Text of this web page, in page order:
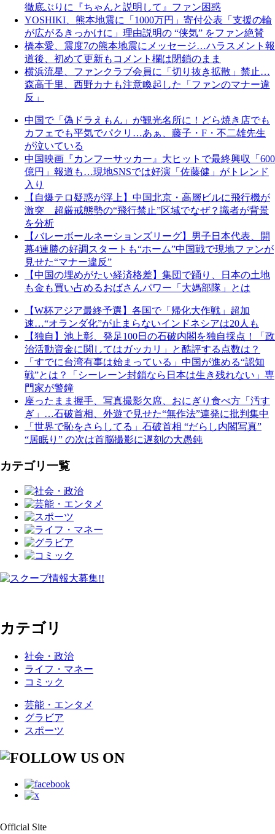
徹底ぶりに『ちゃんと説明して』ファン困惑
YOSHIKI、熊本地震に「1000万円」寄付公表「支援の輪
が広がるきっかけに」理由説明の “侠気” をファン絶賛
橋本愛、震度7の熊本地震にメッセージ…ハラスメント報
道後、初めて更新もコメント欄は閉鎖のまま
横浜流星、ファンクラブ会員に「切り抜き拡散」禁止…
森高千里、西野カナも注意喚起した「ファンのマナー違
反」
中国で「偽ドラえもん」が観光名所に！どら焼き店でも
カフェでも平気でパクリ…あぁ、藤子・F・不二雄先生
が泣いている
中国映画『カンフーサッカー』大ヒットで最終興収「600
億円」報道も…現地SNSでは好演「佐藤健」がトレンド
入り
【自爆テロ疑惑が浮上】中国北京・高層ビルに飛行機が
激突 超厳戒態勢の“飛行禁止”区域でなぜ？識者が背景
を分析
【バレーボールネーションズリーグ】男子日本代表、開
幕4連勝の好調スタートも“ホーム”中国戦で現地ファンが
見せた“マナー違反”
【中国の埋めがたい経済格差】集団で踊り、日本の土地
も金も買い占めるおばさんパワー「大媽部隊」とは
【W杯アジア最終予選】各国で「帰化大作戦」超加
速…“オランダ化”が止まらないインドネシアは20人も
【独自】池上彰、発足100日の石破内閣を独自採点！「政
治活動資金に関してはガッカリ」と酷評する点数は？
「すでに台湾有事は始まっている」中国が進める“認知
戦”とは？「シーレーン封鎖なら日本は生き残れない」専
門家が警鐘
座ったまま握手、写真撮影欠席、おにぎり食べ方「汚す
ぎ」…石破首相、外遊で見せた“無作法”連発に批判集中
「世界で恥をさらしてる」石破首相 “だらし内閣写真”
“居眠り” の次は首脳撮影に遅刻の大愚鈍
カテゴリ一覧
カテゴリ
社会・政治
ライフ・マネー
コミック
芸能・エンタメ
グラビア
スポーツ
Official Site